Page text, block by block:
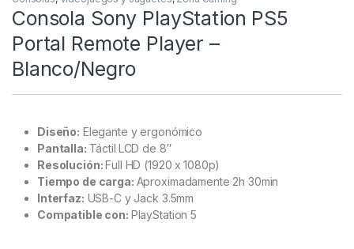
Consola Sony PlayStation PS5
Portal Remote Player –
Blanco/Negro
Diseño: Elegante y ergonómico
Pantalla: Táctil LCD de 8″
Resolución:Full HD (1920 x 1080p)
Tiempo de carga: Aproximadamente 2h 30min
Interfaz: USB-C y Jack 3.5mm
Compatible con: PlayStation 5